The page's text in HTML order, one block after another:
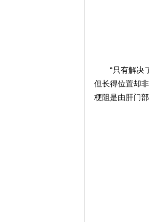
“只有解决了
但长得位置却
梗阻是由肝门